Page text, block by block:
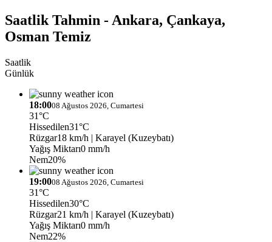
Saatlik Tahmin - Ankara, Çankaya,
Osman Temiz
Saatlik
Günlük
18:0008 Ağustos 2026, Cumartesi
31°C
Hissedilen31°C
Rüzgar18 km/h | Karayel (Kuzeybatı)
Yağış Miktarı0 mm/h
Nem20%
19:0008 Ağustos 2026, Cumartesi
31°C
Hissedilen30°C
Rüzgar21 km/h | Karayel (Kuzeybatı)
Yağış Miktarı0 mm/h
Nem22%